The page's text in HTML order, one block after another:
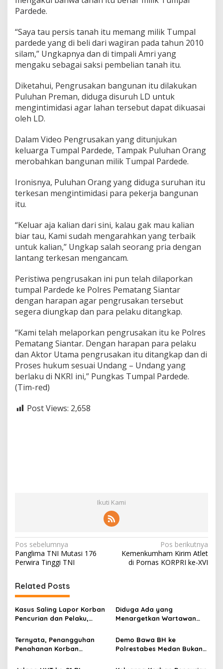
Pardede.
“Saya tau persis tanah itu memang milik Tumpal
pardede yang di beli dari wagiran pada tahun 2010
silam,” Ungkapnya dan di timpali Amri yang
mengaku sebagai saksi pembelian tanah itu.
Diketahui, Pengrusakan bangunan itu dilakukan
Puluhan Preman, diduga disuruh LD untuk
mengintimidasi agar lahan tersebut dapat dikuasai
oleh LD.
Dalam Video Pengrusakan yang ditunjukan
keluarga Tumpal Pardede, Tampak Puluhan Orang
merobahkan bangunan milik Tumpal Pardede.
Ironisnya, Puluhan Orang yang diduga suruhan itu
terkesan mengintimidasi para pekerja bangunan
itu.
“Keluar aja kalian dari sini, kalau gak mau kalian
biar tau, Kami sudah mengarahkan yang terbaik
untuk kalian,” Ungkap salah seorang pria dengan
lantang terkesan mengancam.
Peristiwa pengrusakan ini pun telah dilaporkan
tumpal Pardede ke Polres Pematang Siantar
dengan harapan agar pengrusakan tersebut
segera diungkap dan para pelaku ditangkap.
“Kami telah melaporkan pengrusakan itu ke Polres
Pematang Siantar. Dengan harapan para pelaku
dan Aktor Utama pengrusakan itu ditangkap dan di
Proses hukum sesuai Undang – Undang yang
berlaku di NKRI ini,” Pungkas Tumpal Pardede.
(Tim-red)
Post Views: 2,658
Ikuti Kami
N
a
i
g
a
i
Pos sebelumnya
Panglima TNI Mutasi 176
Perwira Tinggi TNI
Pos berikutnya
Kemenkumham Kirim Atlet
di Pornas KORPRI ke-XVI
Related Posts
Kasus Saling Lapor Korban
Pencurian dan Pelaku,
Nasution Minta
Kapolrestabes Medan
Diduga Ada yang
Menargetkan Wartawan
Tersangka dan Dpo Karena
Membantu Polisi
Ternyata, Penangguhan
Penahanan Korban
di Polrestabes Medan
Demo Bawa BH ke
Polrestabes Medan Bukan
Pun, Melainkan Simbol Kritik